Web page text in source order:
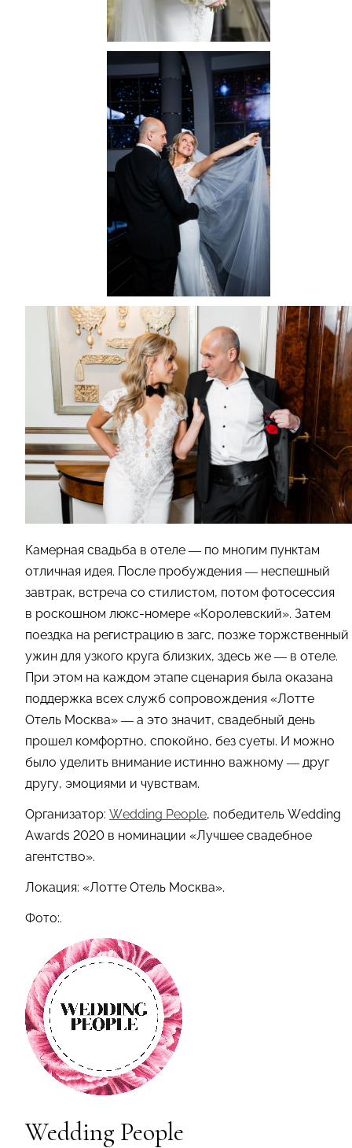
Камерная свадьба в отеле — по многим пунктам
отличная идея. После пробуждения — неспешный
завтрак, встреча со стилистом, потом фотосессия
в роскошном люкс-номере «Королевский». Затем
поездка на регистрацию в загс, позже торжственный
ужин для узкого круга близких, здесь же — в отеле.
При этом на каждом этапе сценария была оказана
поддержка всех служб сопровождения «Лотте
Отель Москва» — а это значит, свадебный день
прошел комфортно, спокойно, без суеты. И можно
было уделить внимание истинно важному — друг
другу, эмоциями и чувствам.
Организатор: Wedding People, победитель Wedding
Awards 2020 в номинации «Лучшее свадебное
агентство».
Локация: «Лотте Отель Москва».
Фото:.
Wedding People